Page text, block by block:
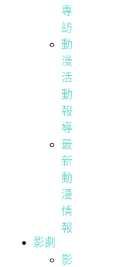
專
訪
動
漫
活
動
報
導
最
新
動
漫
情
報
影劇
影